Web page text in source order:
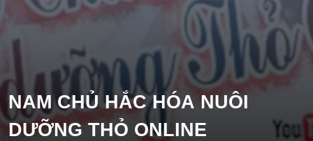
Tragedy
Ecchi
Nữ Cường
NAM CHỦ HẮC HÓA NUÔI
DƯỠNG THỎ ONLINE